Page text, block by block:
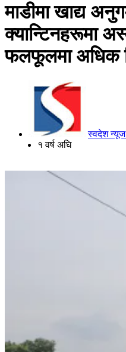
माडीमा खाद्य
क्यान्टिनहरूमा
फलफूलमा अधिक
स्वदेश
१ वर्ष अघि